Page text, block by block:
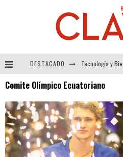
DESTACADO
Comite Olímpico Ecuatoriano